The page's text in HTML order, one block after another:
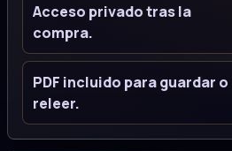
Acceso privado tras la
compra.
PDF incluido para guardar o
releer.